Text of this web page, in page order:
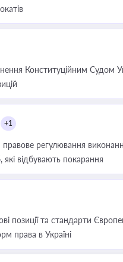
Конституційним Судом
+1
регулювання
відбувають покарання
позиції та стандарти
права в Україні